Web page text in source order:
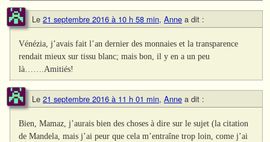
Le 21 septembre 2016 à 10 h 58 min, Anne a dit :
Vénézia, j’avais fait l’an dernier des monnaies et la transparence
rendait mieux sur tissu blanc; mais bon, il y en a un peu
là…….Amitiés!
Le 21 septembre 2016 à 11 h 01 min, Anne a dit :
Bien, Mamaz, j’aurais bien des choses à dire sur le sujet (la citation
de Mandela, mais j’ai peur que cela m’entraîne trop loin, come j’ai